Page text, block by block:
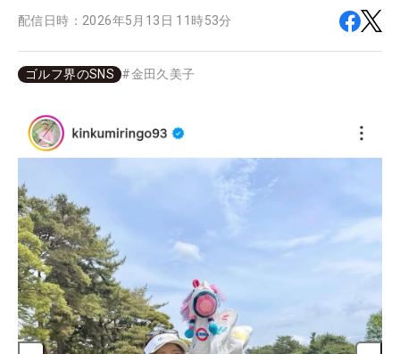
配信日時： 2026年5月13日 11時53分
ゴルフ界のSNS #金田久美子